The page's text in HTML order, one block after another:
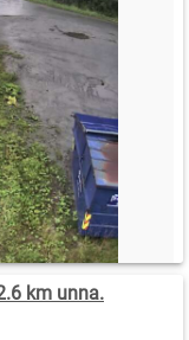
km unna.